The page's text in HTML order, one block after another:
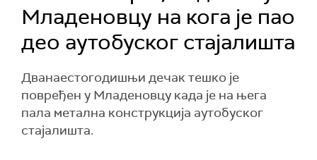
Младеновцу на кога је пао
део аутобуског стајалишта
Дванаестогодишњи дечак тешко је
повређен у Младеновцу када је на њега
пала метална конструкција аутобуског
стајалишта.